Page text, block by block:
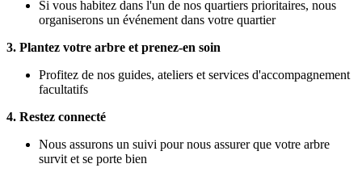
Si vous habitez dans l'un de nos quartiers prioritaires, nous
organiserons un événement dans votre quartier
3. Plantez votre arbre et prenez-en soin
Profitez de nos guides, ateliers et services d'accompagnement
facultatifs
4. Restez connecté
Nous assurons un suivi pour nous assurer que votre arbre
survit et se porte bien